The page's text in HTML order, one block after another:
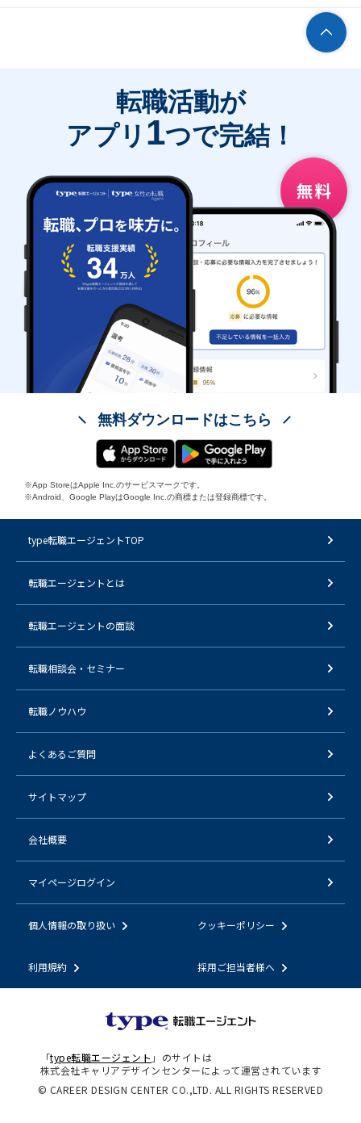
転職活動が
アプリ 1つで完結！
無料ダウンロードはこちら
※App StoreはApple Inc.のサービスマークです。
※Android、Google PlayはGoogle Inc.の商標または登録商標です。
type転職エージェントTOP
転職エージェントとは
転職エージェントの面談
転職相談会・セミナー
転職ノウハウ
よくあるご質問
サイトマップ
会社概要
マイページログイン
個人情報の取り扱い クッキーポリシー
利用規約 採用ご担当者様へ
「type転職エージェント 」のサイトは
株式会社キャリアデザインセンターによって運営されています
© CAREER DESIGN CENTER CO.,LTD. ALL RIGHTS RESERVED